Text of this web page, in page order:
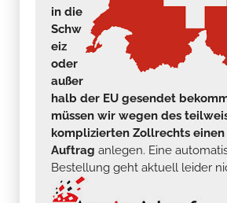
in die
Schw
eiz
oder
außer
halb der EU gesendet
müssen wir wegen des
komplizierten Zollrechts
Auftrag anlegen. Eine
Bestellung geht aktuell leider